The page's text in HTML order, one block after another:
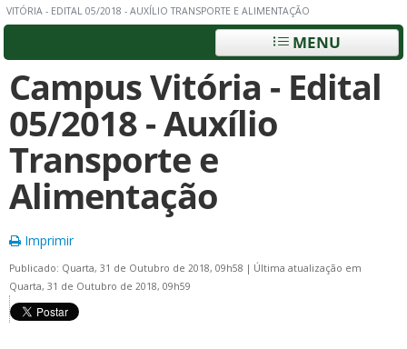
VITÓRIA - EDITAL 05/2018 - AUXÍLIO TRANSPORTE E ALIMENTAÇÃO
MENU
Campus Vitória - Edital
05/2018 - Auxílio
Transporte e
Alimentação
Imprimir
Publicado: Quarta, 31 de Outubro de 2018, 09h58 | Última atualização em
Quarta, 31 de Outubro de 2018, 09h59